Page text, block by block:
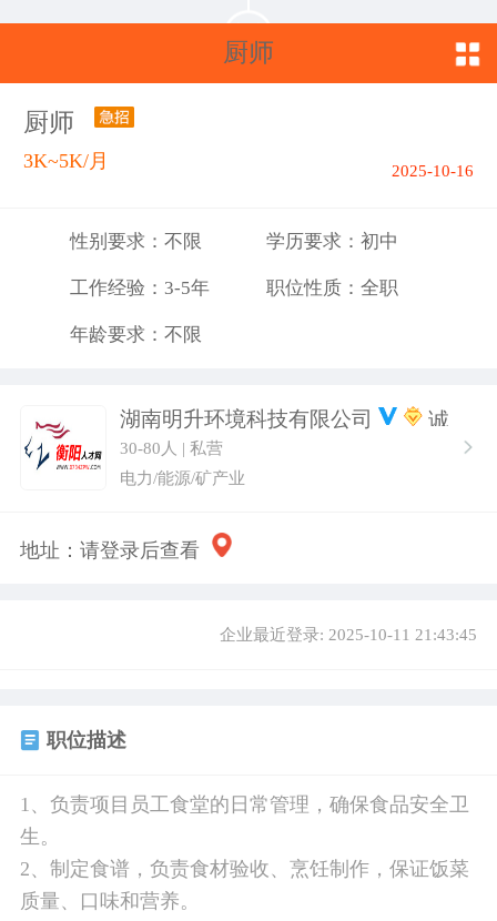
厨师
厨师
3K~5K/月 2025-10-16
性别要求：不限 学历要求：初中
工作经验：3-5年 职位性质：全职
年龄要求：不限
湖南明升环境科技有限公司
30-80人 | 私营
电力/能源/矿产业
地址： 请登录后查看
企业最近登录: 2025-10-11 21:43:45
职位描述
1、负责项目员工食堂的日常管理，确保食品安全卫
生。
2、制定食谱，负责食材验收、烹饪制作，保证饭菜
质量、口味和营养。